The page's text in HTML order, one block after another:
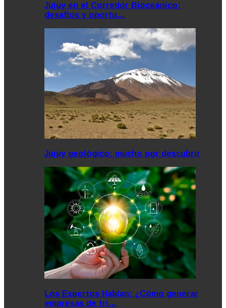
Jujuy en el Corredor Bioceánico:
desafíos y oportu…
Jujuy geológico: mucho por descubrir
Los Expertos Hablan: ¿Cómo generar
empresas de tri…